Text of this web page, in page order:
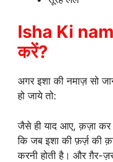
Isha Ki
करें?
अगर इशा की नमाज़ सो
हो जाये तो:
जैसे ही याद आए, क़ज़ा कर
कि जब इशा की फ़र्ज़ की
करनी होती है। और ग़ैर-